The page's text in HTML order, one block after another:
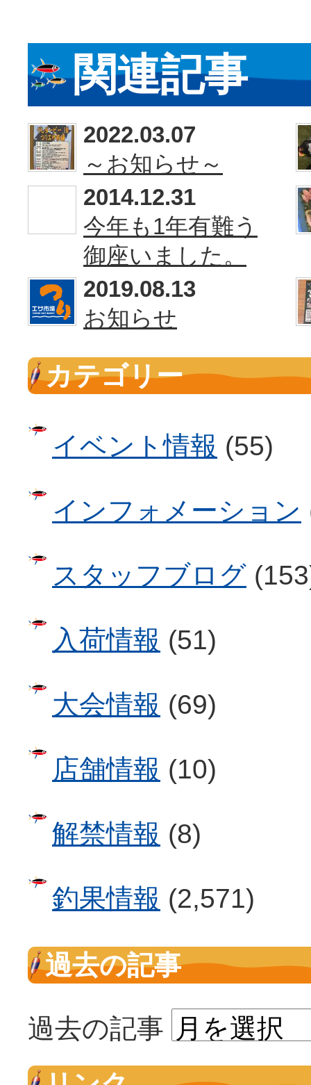
関連記事
2022.03.07
～お知らせ～
2014.12.31
今年も1年有難う
御座いました。
2019.08.13
お知らせ
カテゴリー
イベント情報 (55)
インフォメーション
スタッフブログ
入荷情報 (51)
大会情報 (69)
店舗情報 (10)
解禁情報 (8)
釣果情報 (2,571)
過去の記事
過去の記事